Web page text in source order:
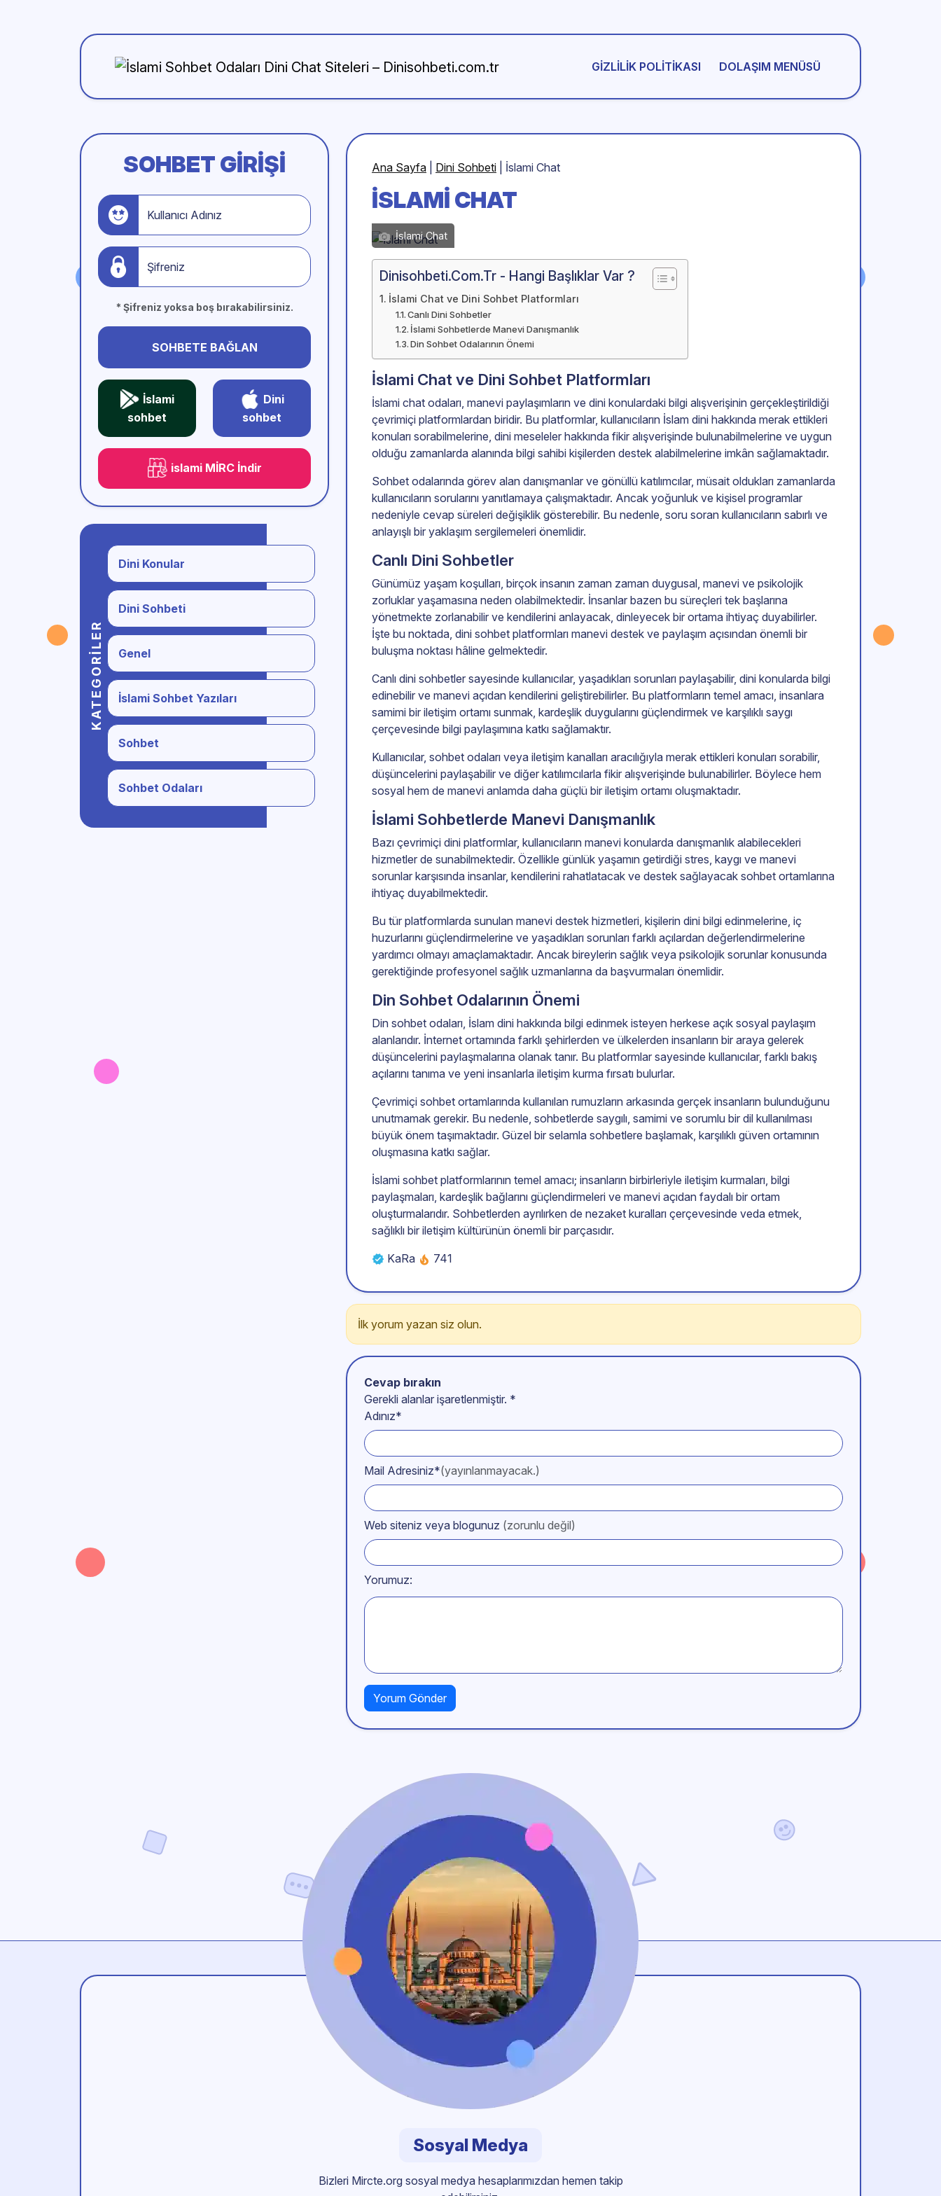
GIZLILIK POLITIKASI DOLAŞIM MENÜSÜ
SOHBET GIRIŞI
Kullanıcı Adınız
Şifreniz
* Şifreniz yoksa boş bırakabilirsiniz.
SOHBETE BAĞLAN
İslami
sohbet
Dini
sohbet
islami MİRC İndir
KATEGORILER
Dini Konular
Dini Sohbeti
Genel
İslami Sohbet Yazıları
Sohbet
Sohbet Odaları
Ana Sayfa Dini Sohbeti İslami Chat
İSLAMI CHAT
İslami Chat
Dinisohbeti.Com.Tr - Hangi Başlıklar Var ?
İslami Chat ve Dini Sohbet Platformları
Canlı Dini Sohbetler
İslami Sohbetlerde Manevi Danışmanlık
Din Sohbet Odalarının Önemi
İslami Chat ve Dini Sohbet Platformları
İslami chat odaları, manevi paylaşımların ve dini konulardaki bilgi alışverişinin gerçekleştirildiği
çevrimiçi platformlardan biridir. Bu platformlar, kullanıcıların İslam dini hakkında merak ettikleri
konuları sorabilmelerine, dini meseleler hakkında fikir alışverişinde bulunabilmelerine ve uygun
olduğu zamanlarda alanında bilgi sahibi kişilerden destek alabilmelerine imkân sağlamaktadır.
Sohbet odalarında görev alan danışmanlar ve gönüllü katılımcılar, müsait oldukları zamanlarda
kullanıcıların sorularını yanıtlamaya çalışmaktadır. Ancak yoğunluk ve kişisel programlar
nedeniyle cevap süreleri değişiklik gösterebilir. Bu nedenle, soru soran kullanıcıların sabırlı ve
anlayışlı bir yaklaşım sergilemeleri önemlidir.
Canlı Dini Sohbetler
Günümüz yaşam koşulları, birçok insanın zaman zaman duygusal, manevi ve psikolojik
zorluklar yaşamasına neden olabilmektedir. İnsanlar bazen bu süreçleri tek başlarına
yönetmekte zorlanabilir ve kendilerini anlayacak, dinleyecek bir ortama ihtiyaç duyabilirler.
İşte bu noktada, dini sohbet platformları manevi destek ve paylaşım açısından önemli bir
buluşma noktası hâline gelmektedir.
Canlı dini sohbetler sayesinde kullanıcılar, yaşadıkları sorunları paylaşabilir, dini konularda bilgi
edinebilir ve manevi açıdan kendilerini geliştirebilirler. Bu platformların temel amacı, insanlara
samimi bir iletişim ortamı sunmak, kardeşlik duygularını güçlendirmek ve karşılıklı saygı
çerçevesinde bilgi paylaşımına katkı sağlamaktır.
Kullanıcılar, sohbet odaları veya iletişim kanalları aracılığıyla merak ettikleri konuları sorabilir,
düşüncelerini paylaşabilir ve diğer katılımcılarla fikir alışverişinde bulunabilirler. Böylece hem
sosyal hem de manevi anlamda daha güçlü bir iletişim ortamı oluşmaktadır.
İslami Sohbetlerde Manevi Danışmanlık
Bazı çevrimiçi dini platformlar, kullanıcıların manevi konularda danışmanlık alabilecekleri
hizmetler de sunabilmektedir. Özellikle günlük yaşamın getirdiği stres, kaygı ve manevi
sorunlar karşısında insanlar, kendilerini rahatlatacak ve destek sağlayacak sohbet ortamlarına
ihtiyaç duyabilmektedir.
Bu tür platformlarda sunulan manevi destek hizmetleri, kişilerin dini bilgi edinmelerine, iç
huzurlarını güçlendirmelerine ve yaşadıkları sorunları farklı açılardan değerlendirmelerine
yardımcı olmayı amaçlamaktadır. Ancak bireylerin sağlık veya psikolojik sorunlar konusunda
gerektiğinde profesyonel sağlık uzmanlarına da başvurmaları önemlidir.
Din Sohbet Odalarının Önemi
Din sohbet odaları, İslam dini hakkında bilgi edinmek isteyen herkese açık sosyal paylaşım
alanlarıdır. İnternet ortamında farklı şehirlerden ve ülkelerden insanların bir araya gelerek
düşüncelerini paylaşmalarına olanak tanır. Bu platformlar sayesinde kullanıcılar, farklı bakış
açılarını tanıma ve yeni insanlarla iletişim kurma fırsatı bulurlar.
Çevrimiçi sohbet ortamlarında kullanılan rumuzların arkasında gerçek insanların bulunduğunu
unutmamak gerekir. Bu nedenle, sohbetlerde saygılı, samimi ve sorumlu bir dil kullanılması
büyük önem taşımaktadır. Güzel bir selamla sohbetlere başlamak, karşılıklı güven ortamının
oluşmasına katkı sağlar.
İslami sohbet platformlarının temel amacı; insanların birbirleriyle iletişim kurmaları, bilgi
paylaşmaları, kardeşlik bağlarını güçlendirmeleri ve manevi açıdan faydalı bir ortam
oluşturmalarıdır. Sohbetlerden ayrılırken de nezaket kuralları çerçevesinde veda etmek,
sağlıklı bir iletişim kültürünün önemli bir parçasıdır.
KaRa
741
İlk yorum yazan siz olun.
Cevap bırakın
Gerekli alanlar işaretlenmiştir. *
Adınız*
Mail Adresiniz*(yayınlanmayacak.)
Web siteniz veya blogunuz (zorunlu değil)
Yorumuz:
Sosyal Medya
Bizleri Mircte.org sosyal medya hesaplarımızdan hemen takip